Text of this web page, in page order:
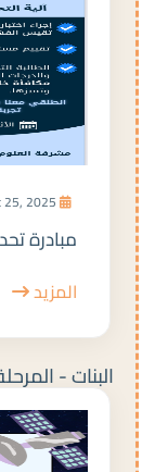
مبادرة
المزيد
البنات -